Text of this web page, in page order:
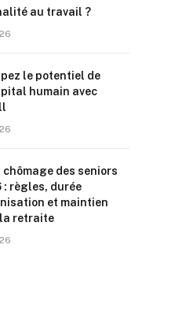
au travail ?
le potentiel de
humain avec
chômage des seniors
: règles, durée
et maintien
la retraite